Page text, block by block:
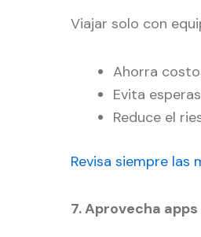
Viajar solo con
Ahorra
Evita
Reduce el
Revisa siempre las
7. Aprovecha